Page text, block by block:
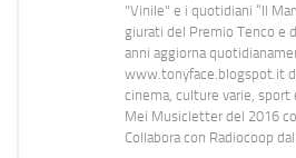
"Vinile" e i quotidiani “Il
giurati del Premio Tenco e
anni aggiorna
www.tonyface.blogspot.it
cinema, culture varie, sport
Mei Musicletter del 2016
Collabora con Radiocoop